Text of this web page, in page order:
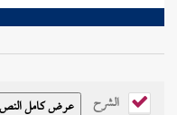
الشرح